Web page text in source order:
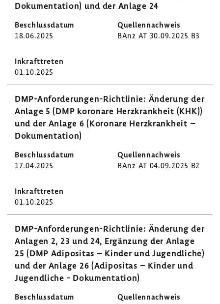
Doku­men­ta­tion) und der Anlage 24
18.06.2025 BAnz AT 30.09.2025 B3
01.10.2025
DMP-​Anforderungen-Richtlinie: Ände­rung der
Anlage 5 (DMP koro­nare Herz­krank­heit (KHK))
und der Anlage 6 (Koro­nare Herz­krank­heit –
Doku­men­ta­tion)
17.04.2025 BAnz AT 04.09.2025 B2
01.10.2025
DMP-​Anforderungen-Richtlinie: Ände­rung der
Anlagen 2, 23 und 24, Ergän­zung der Anlage
25 (DMP Adipo­sitas – Kinder und Jugend­liche)
und der Anlage 26 (Adipo­sitas – Kinder und
Jugend­liche - Doku­men­ta­tion)